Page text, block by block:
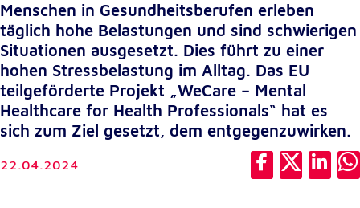
Menschen in Gesundheitsberufen erleben
täglich hohe Belastungen und sind schwierigen
Situationen ausgesetzt. Dies führt zu einer
hohen Stressbelastung im Alltag. Das EU
teilgeförderte Projekt „WeCare – Mental
Healthcare for Health Professionals“ hat es
sich zum Ziel gesetzt, dem entgegenzuwirken.
22.04.2024
Einverständnis-Optionen des Benutzers
1 Jahr
Statistik
Statistik Cookies erfassen Informationen anonym.
Diese Informationen helfen uns zu verstehen, wie
unsere Besucher unsere Website nutzen.